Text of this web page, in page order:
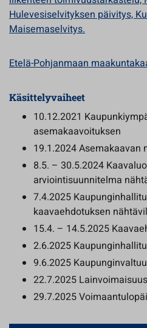
Hulevesiselvityksen päivitys,
Maisemaselvitys.
Etelä-Pohjanmaan
Käsittelyvaiheet
10.12.2021
asemakaavoituksen
19.1.2024 Asemakaavan
8.5. – 30.5.2024
arviointisuunnitelma
7.4.2025
kaavaehdotuksen
15.4. – 14.5.2025
2.6.2025
9.6.2025
22.7.2025
29.7.2025